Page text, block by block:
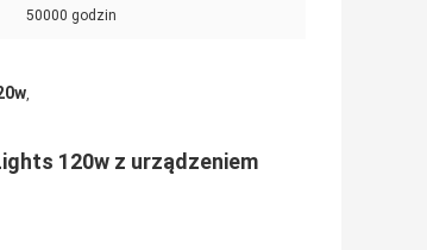
50000 godzin
,
120w z urządzeniem